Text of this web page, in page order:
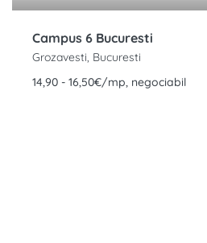
Campus 6 Bucuresti
Grozavesti, Bucuresti
14,90 - 16,50€/mp, negociabil